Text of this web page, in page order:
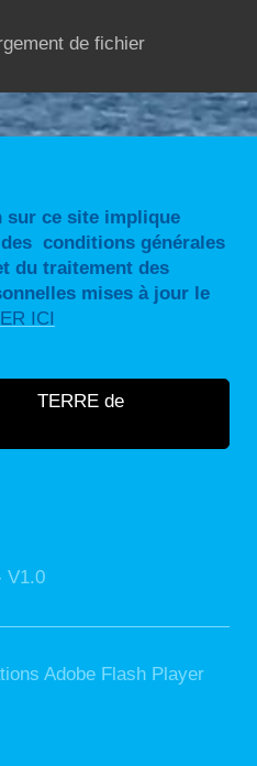
de fichier
sur ce site implique
conditions générales
du traitement des
mises à jour le
ICI
TERRE de
V1.0
Adobe Flash Player